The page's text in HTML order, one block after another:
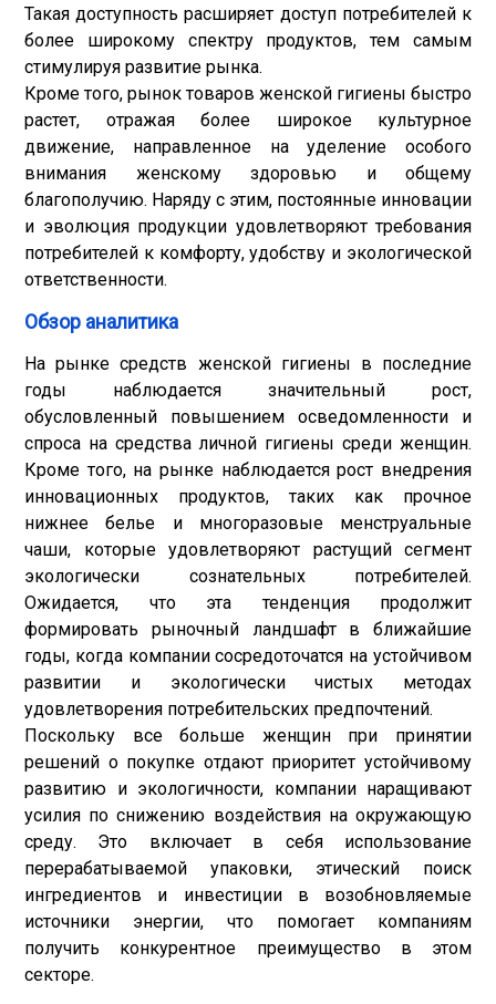
Такая доступность расширяет доступ потребителей к
более широкому спектру продуктов, тем самым
стимулируя развитие рынка.
Кроме того, рынок товаров женской гигиены быстро
растет, отражая более широкое культурное
движение, направленное на уделение особого
внимания женскому здоровью и общему
благополучию. Наряду с этим, постоянные инновации
и эволюция продукции удовлетворяют требования
потребителей к комфорту, удобству и экологической
ответственности.
Обзор аналитика
На рынке средств женской гигиены в последние
годы наблюдается значительный рост,
обусловленный повышением осведомленности и
спроса на средства личной гигиены среди женщин.
Кроме того, на рынке наблюдается рост внедрения
инновационных продуктов, таких как прочное
нижнее белье и многоразовые менструальные
чаши, которые удовлетворяют растущий сегмент
экологически сознательных потребителей.
Ожидается, что эта тенденция продолжит
формировать рыночный ландшафт в ближайшие
годы, когда компании сосредоточатся на устойчивом
развитии и экологически чистых методах
удовлетворения потребительских предпочтений.
Поскольку все больше женщин при принятии
решений о покупке отдают приоритет устойчивому
развитию и экологичности, компании наращивают
усилия по снижению воздействия на окружающую
среду. Это включает в себя использование
перерабатываемой упаковки, этический поиск
ингредиентов и инвестиции в возобновляемые
источники энергии, что помогает компаниям
получить конкурентное преимущество в этом
секторе.